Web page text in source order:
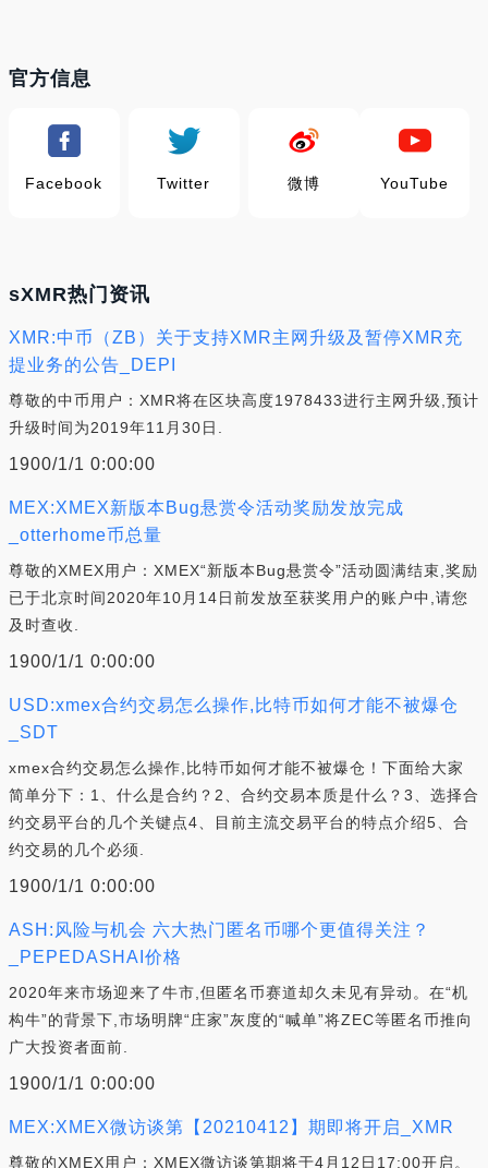
官方信息
Facebook Twitter 微博 YouTube
sXMR热门资讯
XMR:中币（ZB）关于支持XMR主网升级及暂停XMR充
提业务的公告_DEPI
尊敬的中币用户：XMR将在区块高度1978433进行主网升级,预计
升级时间为2019年11月30日.
1900/1/1 0:00:00
MEX:XMEX新版本Bug悬赏令活动奖励发放完成
_otterhome币总量
尊敬的XMEX用户：XMEX“新版本Bug悬赏令”活动圆满结束,奖励
已于北京时间2020年10月14日前发放至获奖用户的账户中,请您
及时查收.
1900/1/1 0:00:00
USD:xmex合约交易怎么操作,比特币如何才能不被爆仓
_SDT
xmex合约交易怎么操作,比特币如何才能不被爆仓！下面给大家
简单分下：1、什么是合约？2、合约交易本质是什么？3、选择合
约交易平台的几个关键点4、目前主流交易平台的特点介绍5、合
约交易的几个必须.
1900/1/1 0:00:00
ASH:风险与机会 六大热门匿名币哪个更值得关注？
_PEPEDASHAI价格
2020年来市场迎来了牛市,但匿名币赛道却久未见有异动。在“机
构牛”的背景下,市场明牌“庄家”灰度的“喊单”将ZEC等匿名币推向
广大投资者面前.
1900/1/1 0:00:00
MEX:XMEX微访谈第【20210412】期即将开启_XMR
尊敬的XMEX用户：XMEX微访谈第期将于4月12日17:00开启。